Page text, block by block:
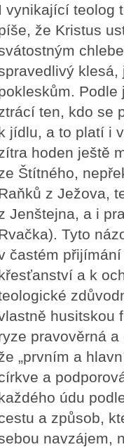
I vynikající teolog
že Kristus
klesá,
Podle
ten, kdo se
jídlu, a to platí i
hoden ještě
Štítného,
z Ježova,
Jenštejna, a i
Tyto
častém
a k
husitskou
pravověrná
„prvním a
a
údu
a způsob,
navzájem,